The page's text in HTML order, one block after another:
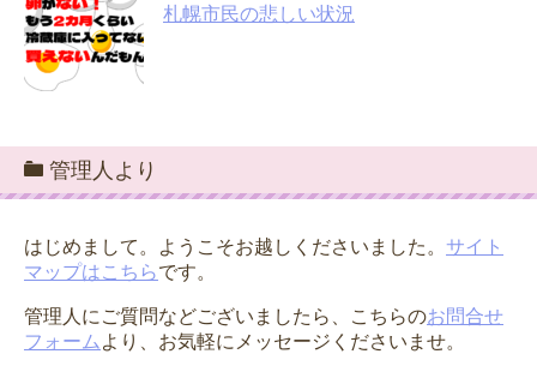
札幌市民の悲しい状況
管理人より
はじめまして。ようこそお越しくださいました。 サイト
マップはこちらです。
管理人にご質問などございましたら、こちらのお問合せ
フォーム より、お気軽にメッセージくださいませ。